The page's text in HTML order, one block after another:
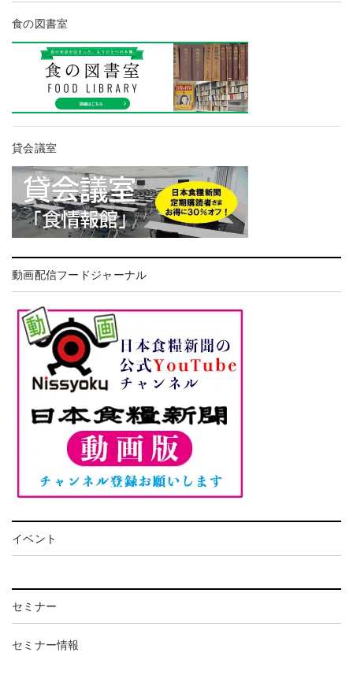
食の図書室
貸会議室
動画配信フードジャーナル
イベント
セミナー
セミナー情報